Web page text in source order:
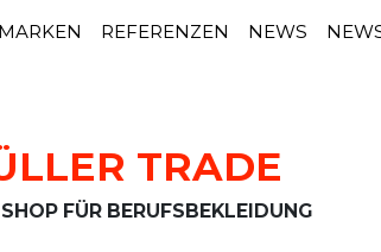
MARKEN REFERENZEN NEWS
TRADE
FÜR BERUFSBEKLEIDUNG